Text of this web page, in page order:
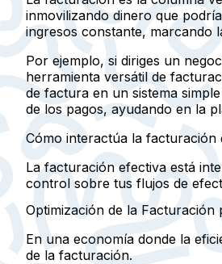
inmovilizando dinero que
ingresos constante, marcando
Por ejemplo, si diriges un
herramienta versátil de
de factura en un sistema
de los pagos, ayudando en la
Cómo interactúa la facturación
La facturación efectiva está
control sobre tus flujos de
Optimización de la
En una economía donde la
de la facturación.